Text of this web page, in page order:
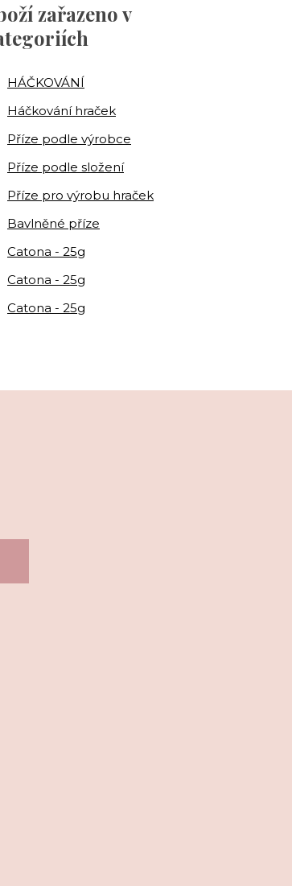
zařazeno v
HÁČKOVÁNÍ
Háčkování hraček
Příze podle výrobce
Příze podle složení
Příze pro výrobu hraček
Bavlněné příze
Catona - 25g
Catona - 25g
Catona - 25g